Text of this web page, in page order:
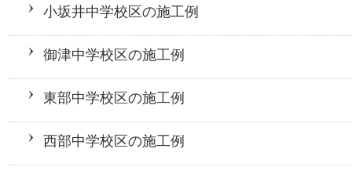
小坂井中学校区の施工例
御津中学校区の施工例
東部中学校区の施工例
西部中学校区の施工例